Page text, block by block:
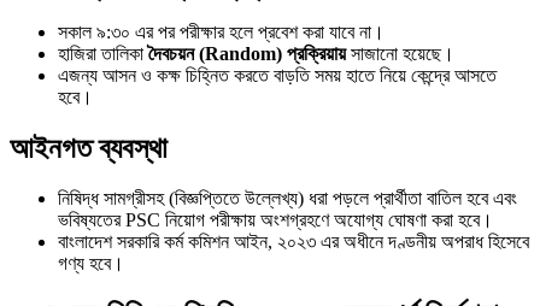
সকাল ৯:৩০ এর পর পরীক্ষার হলে প্রবেশ করা যাবে না।
হাজিরা তালিকাদৈবচয়ন (Random) প্রক্রিয়ায়সাজানো হয়েছে।
এজন্য আসন ও কক্ষ চিহ্নিত করতে বাড়তি সময় হাতে নিয়ে কেন্দ্রে আসতে
হবে।
আইনগত ব্যবস্থা
নিষিদ্ধ সামগ্রীসহ (বিজ্ঞপ্তিতে উল্লেখ্য) ধরা পড়লে প্রার্থীতা বাতিল হবে এবং
ভবিষ্যতের PSC নিয়োগ পরীক্ষায় অংশগ্রহণে অযোগ্য ঘোষণা করা হবে।
বাংলাদেশ সরকারি কর্ম কমিশন আইন, ২০২৩ এর অধীনে দণ্ডনীয় অপরাধ হিসেবে
গণ্য হবে।